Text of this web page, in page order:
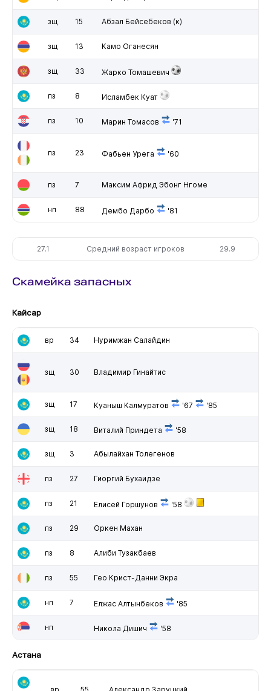
зщ 15 Абзал Бейсебеков (к)
зщ 13 Камо Оганесян
зщ 33 Жарко Томашевич
пз 8 Исламбек Куат
пз 10 Марин Томасов '71
пз 23 Фабьен Урега '60
пз 7 Максим Африд Эбонг Нгоме
нп 88 Дембо Дарбо '81
27.1 Средний возраст игроков 29.9
Скамейка запасных
Кайсар
вр 34 Нуримжан Салайдин
зщ 30 Владимир Гинайтис
зщ 17 Куаныш Калмуратов '67 '85
зщ 18 Виталий Приндета '58
зщ 3 Абылайхан Толегенов
пз 27 Гиоргий Бухаидзе
пз 21 Елисей Горшунов '58
пз 29 Оркен Махан
пз 8 Алиби Тузакбаев
пз 55 Гео Крист-Данни Экра
нп 7 Елжас Алтынбеков '85
нп Никола Дишич '58
Астана